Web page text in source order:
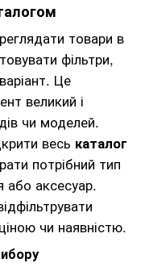
товари в
фільтри,
Це
великий і
чи моделей.
весь каталог
потрібний тип
або аксесуар.
чи наявністю.